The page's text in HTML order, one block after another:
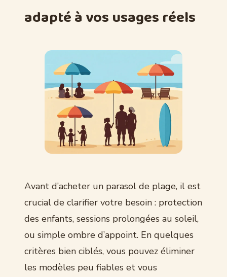
adapté à vos usages réels
Avant d’acheter un parasol de plage, il est
crucial de clarifier votre besoin : protection
des enfants, sessions prolongées au soleil,
ou simple ombre d’appoint. En quelques
critères bien ciblés, vous pouvez éliminer
les modèles peu fiables et vous